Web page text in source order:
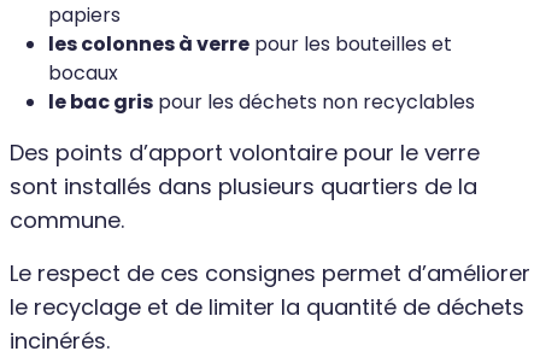
papiers
les colonnes à verre pour les bouteilles et
bocaux
le bac gris pour les déchets non recyclables
Des points d’apport volontaire pour le verre
sont installés dans plusieurs quartiers de la
commune.
Le respect de ces consignes permet d’améliorer
le recyclage et de limiter la quantité de déchets
incinérés.